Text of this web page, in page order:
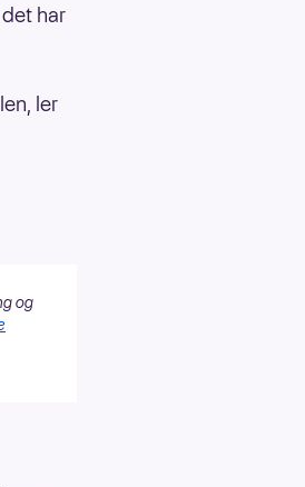
har
ler
og